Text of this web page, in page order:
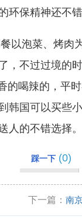
环保精神还不
以泡菜、烤肉
，不过过境的
的喝辣的，平
韩国可以买些
人的不错选择。
踩一下 (0)
下一篇：南